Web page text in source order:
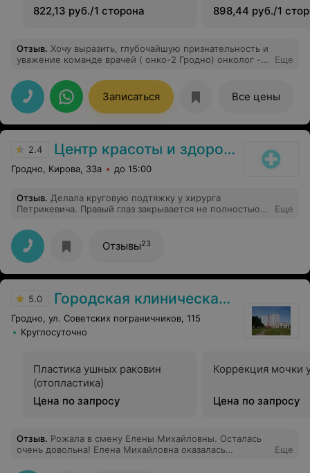
822,13 руб./1 сторона
898,44 руб./1
Отзыв. Хочу выразить, глубочайшую признательность и
уважение команде врачей ( онко-2 Гродно) онколог -
Виталий Станиславович и Анастасии
Сергеевне,спасибо за Ваш титанический труд , за вашу
заботу дооперионного периода и послеоперионного
периода, вы вернули покой и счастье в наш дом.
Александру Михайловичу спасибо, за то , что на всегда
спасибо Анастасии Сергеевне , за быструю и
своевременную работу, за теплые слова поддержки «
Может вы станете 3-м случаем в практике, когда
случилось. Спасибо анестезиологу за то, что операция
прошла стабильно, а выход из наркоза был легким и
мягким. Спасибо за то, что поддерживали нас, в самые
ваши добрые сердца
Еще
Записаться Все цены
2.4 Центр красоты и здоровья
Гродно, Кирова, 33а до 15:00
Отзыв. Делала круговую подтяжку у хирурга
Петрикевича. Правый глаз закрывается не полностью,
вздутия, ка будто там здоровенные узлы. Пришла к
доктору на прием он их прижёг лазером за
дополнительную плату, стало еще хуже. Поняла, что
больше идти туда не стоит. Очень жалею, что к нему
попала.
Еще
Отзывы23
5.0 Городская клиническая больница скорой медицинской помощи г. Гродно
Гродно, ул. Советских пограничников, 115
Круглосуточно
Пластика ушных раковин
(отопластика)
Цена по запросу
Коррекция мочки
Цена по запросу
Отзыв. Рожала в смену Елены Михайловны. Осталась
очень довольна! Елена Михайловна оказалась
Еще